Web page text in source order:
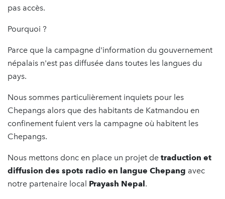
pas accès.
Pourquoi ?
Parce que la campagne d'information du gouvernement
népalais n'est pas diffusée dans toutes les langues du
pays.
Nous sommes particulièrement inquiets pour les
Chepangs alors que des habitants de Katmandou en
confinement fuient vers la campagne où habitent les
Chepangs.
Nous mettons donc en place un projet de traduction et
diffusion des spots radio en langue Chepang avec
notre partenaire local Prayash Nepal.